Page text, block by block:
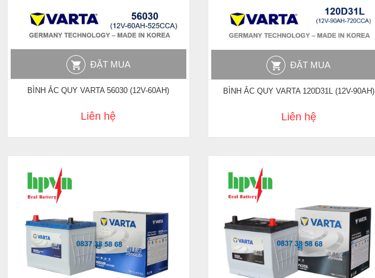
ĐẶT MUA
BÌNH ẮC QUY VARTA 56030 (12V-60AH)
Liên hệ
ĐẶT MUA
BÌNH ẮC QUY VARTA 120D31L (12V-90AH)
Liên hệ